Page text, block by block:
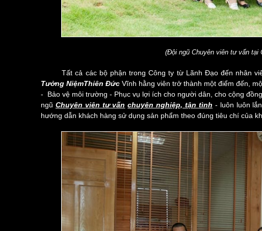
(Đội ngũ Chuyên viên tư vấn tại
Tất cả các bộ phận trong Công ty từ Lãnh Đạo đến nhân
Tưởng NiệmThiên ĐứcVĩnh hằng viên trở thành một điểm đến,
- Bảo vệ môi trường - Phục vụ lợi ích cho người dân, cho cộng
ngũ Chuyên viên tư vấn chuyên nghiệp, tận tình - luôn luôn
hướng dẫn khách hàng sử dụng sản phẩm theo đúng tiêu chí của